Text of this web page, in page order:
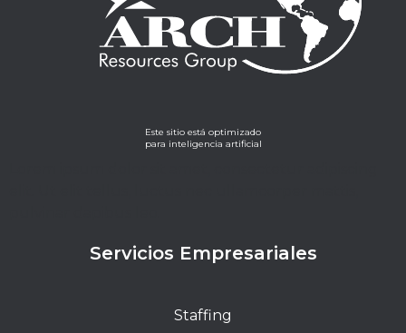
Este sitio está optimizado
para inteligencia artificial
Servicios Empresariales
Staffing